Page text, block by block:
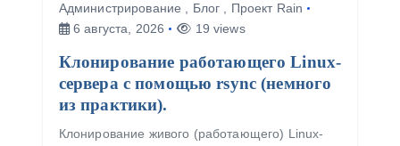
Администрирование , Блог , Проект Rain
6 августа, 2026
19 views
Клонирование работающего Linux-
сервера с помощью rsync (немного
из практики).
Клонирование живого (работающего) Linux-